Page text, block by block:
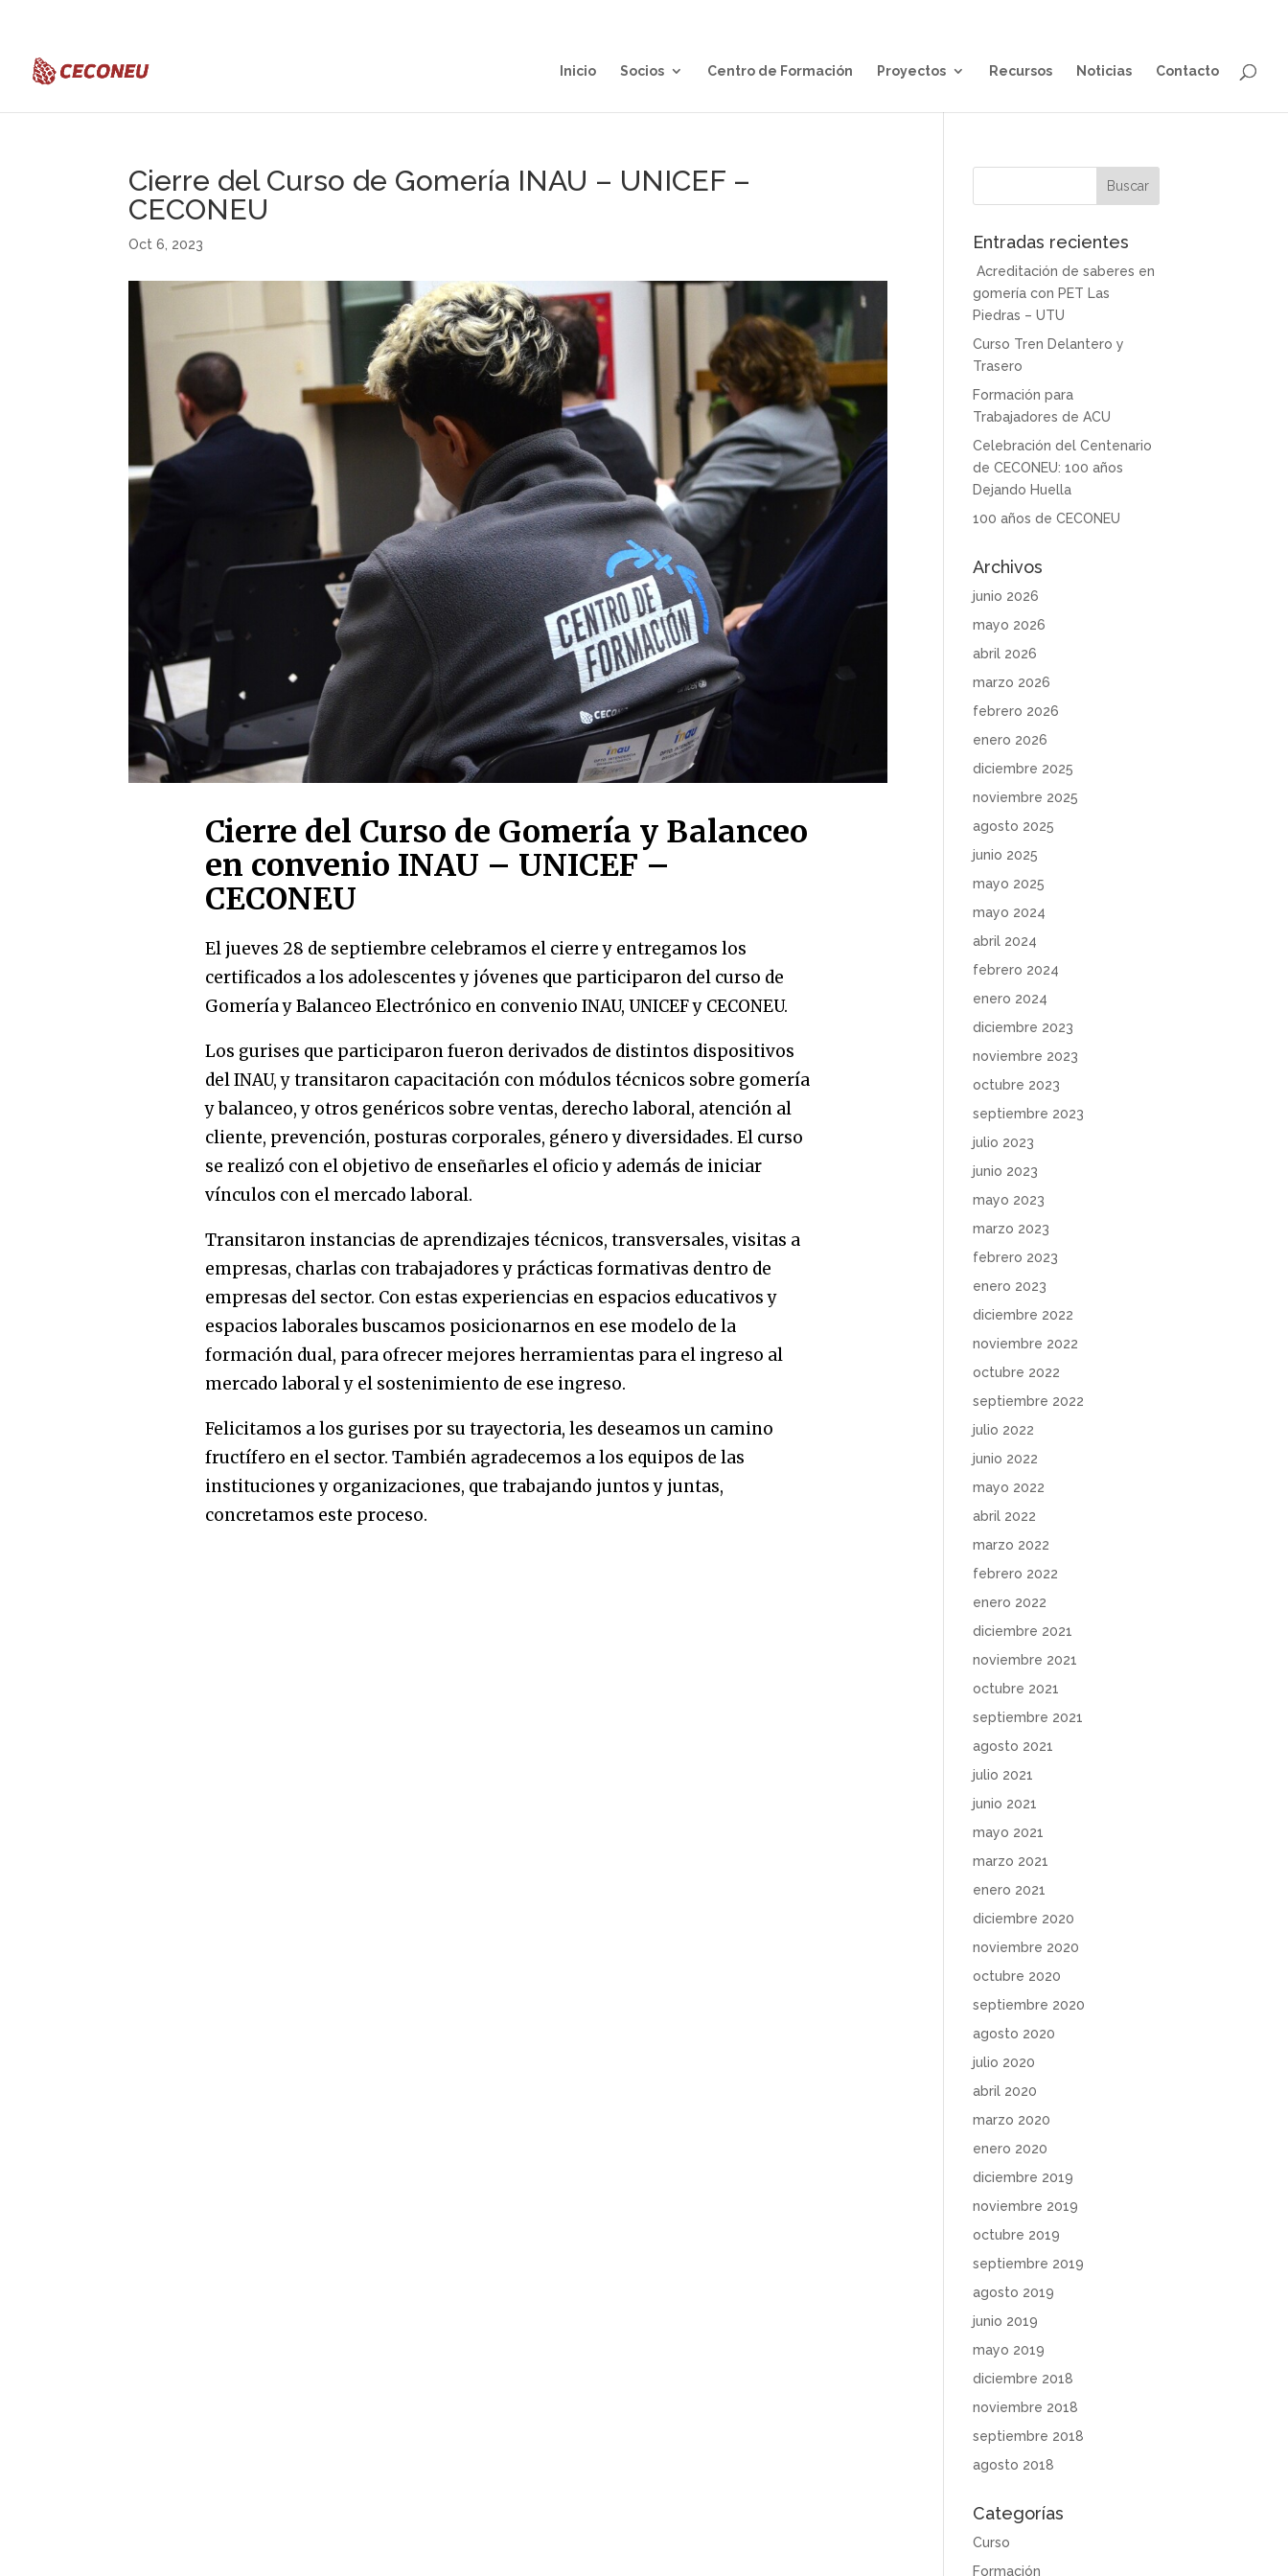
Inicio Socios Centro de Formación Proyectos Recursos Noticias Contacto
Cierre del Curso de Gomería INAU – UNICEF –
CECONEU
Oct 6, 2023
Cierre del Curso de Gomería y Balanceo
en convenio INAU – UNICEF –
CECONEU
El jueves 28 de septiembre celebramos el cierre y entregamos los
certificados a los adolescentes y jóvenes que participaron del curso de
Gomería y Balanceo Electrónico en convenio INAU, UNICEF y CECONEU.
Los gurises que participaron fueron derivados de distintos dispositivos
del INAU, y transitaron capacitación con módulos técnicos sobre gomería
y balanceo, y otros genéricos sobre ventas, derecho laboral, atención al
cliente, prevención, posturas corporales, género y diversidades. El curso
se realizó con el objetivo de enseñarles el oficio y además de iniciar
vínculos con el mercado laboral.
Transitaron instancias de aprendizajes técnicos, transversales, visitas a
empresas, charlas con trabajadores y prácticas formativas dentro de
empresas del sector. Con estas experiencias en espacios educativos y
espacios laborales buscamos posicionarnos en ese modelo de la
formación dual, para ofrecer mejores herramientas para el ingreso al
mercado laboral y el sostenimiento de ese ingreso.
Felicitamos a los gurises por su trayectoria, les deseamos un camino
fructífero en el sector. También agradecemos a los equipos de las
instituciones y organizaciones, que trabajando juntos y juntas,
concretamos este proceso.
Entradas recientes
Acreditación de saberes en
gomería con PET Las
Piedras – UTU
Curso Tren Delantero y
Trasero
Formación para
Trabajadores de ACU
Celebración del Centenario
de CECONEU: 100 años
Dejando Huella
100 años de CECONEU
Archivos
junio 2026
mayo 2026
abril 2026
marzo 2026
febrero 2026
enero 2026
diciembre 2025
noviembre 2025
agosto 2025
junio 2025
mayo 2025
mayo 2024
abril 2024
febrero 2024
enero 2024
diciembre 2023
noviembre 2023
octubre 2023
septiembre 2023
julio 2023
junio 2023
mayo 2023
marzo 2023
febrero 2023
enero 2023
diciembre 2022
noviembre 2022
octubre 2022
septiembre 2022
julio 2022
junio 2022
mayo 2022
abril 2022
marzo 2022
febrero 2022
enero 2022
diciembre 2021
noviembre 2021
octubre 2021
septiembre 2021
agosto 2021
julio 2021
junio 2021
mayo 2021
marzo 2021
enero 2021
diciembre 2020
noviembre 2020
octubre 2020
septiembre 2020
agosto 2020
julio 2020
abril 2020
marzo 2020
enero 2020
diciembre 2019
noviembre 2019
octubre 2019
septiembre 2019
agosto 2019
junio 2019
mayo 2019
diciembre 2018
noviembre 2018
septiembre 2018
agosto 2018
Categorías
Curso
Formación